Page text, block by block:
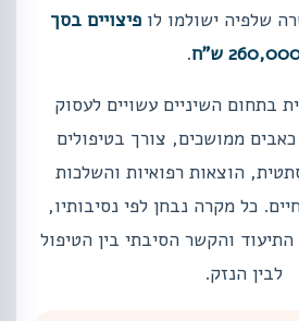
שלפיה ישולמו לו פיצויים בסך
ש"ח
.
בתחום השיניים עשויים לעסוק
ממושכים, צורך בטיפולים
הוצאות רפואיות והשלכות
כל מקרה נבחן לפי נסיבותיו,
והקשר הסיבתי בין הטיפול
לבין הנזק.